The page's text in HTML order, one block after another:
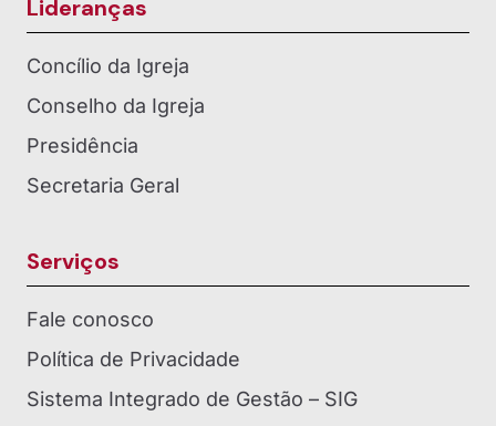
Lideranças
Concílio da Igreja
Conselho da Igreja
Presidência
Secretaria Geral
Serviços
Fale conosco
Política de Privacidade
Sistema Integrado de Gestão – SIG